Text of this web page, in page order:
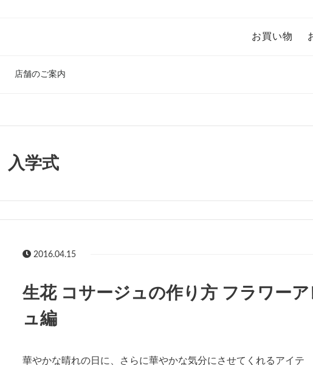
お買い物
店舗のご案内
入学式
2016.04.15
生花 コサージュの作り方 フラワー
ュ編
華やかな晴れの日に、さらに華やかな気分にさせてくれるアイテ